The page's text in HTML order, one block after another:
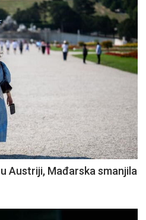
Austriji, Mađarska smanjila